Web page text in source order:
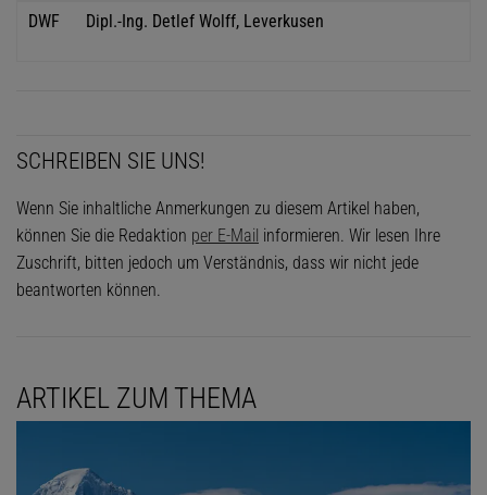
DWF Dipl.-Ing. Detlef Wolff, Leverkusen
SCHREIBEN SIE UNS!
Wenn Sie inhaltliche Anmerkungen zu diesem Artikel haben,
können Sie die Redaktion per E-Mail informieren. Wir lesen Ihre
Zuschrift, bitten jedoch um Verständnis, dass wir nicht jede
beantworten können.
ARTIKEL ZUM THEMA